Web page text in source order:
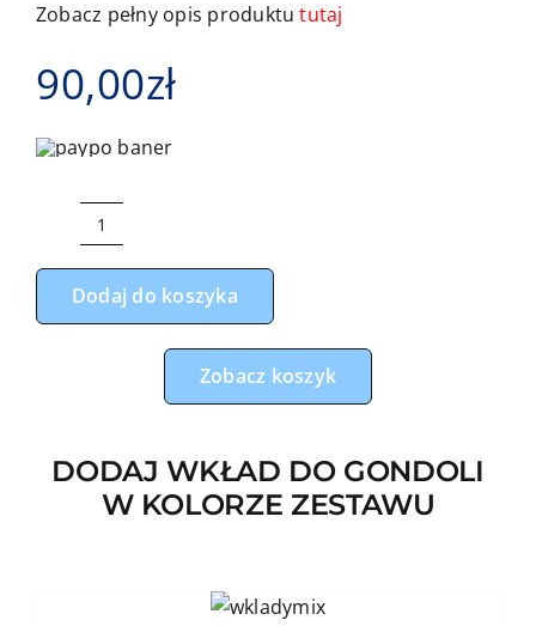
Zobacz pełny opis produktututaj
90,00zł
ilość
Zestaw
do
beżem
Dodaj do koszyka
Zobacz koszyk
DODAJ WKŁAD DO GONDOLI
W KOLORZE ZESTAWU